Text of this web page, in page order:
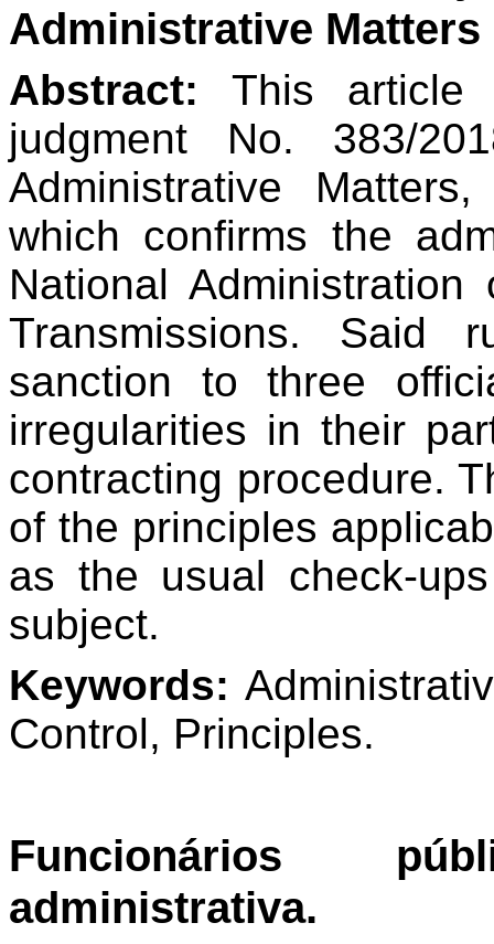
Administrative Matters
Abstract: This article
judgment No. 383/
Administrative
which confirms the
National
Transmissions. Said
sanction to three
irregularities in their
contracting procedure.
of the principles
as the usual check-
subject.
Keywords:
Control, Principles.
Funcionários
administrativa.